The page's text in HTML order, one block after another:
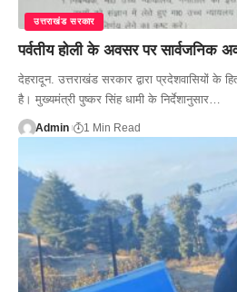
उत्तराखंड सरकार
पर्वतीय होली के अवसर पर सार्वजनिक
देहरादून. उत्तराखंड सरकार द्वारा प्रदेशवासियों के
है। मुख्यमंत्री पुष्कर सिंह धामी के निर्देशानुसार…
Admin 1 Min Read